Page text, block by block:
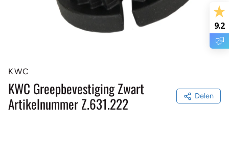
KWC
KWC Greepbevestiging Zwart
Artikelnummer Z.631.222
Delen
9.2